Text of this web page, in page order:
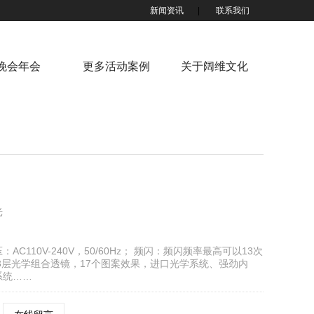
新闻资讯 联系我们
会年会 更多活动案例 关于阔维文化
：AC110V-240V，50/60Hz； 频闪：频闪频率最高可以13次
光学组合透镜，17个图案效果，进口光学系统、强劲内
统……